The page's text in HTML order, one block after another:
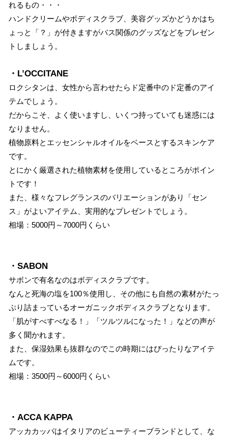
れるもの・・・
ハンドクリームやボディスクラブ、美容グッズかどうかはち
ょっと「？」が付きますがバス関係のグッズなどをプレゼン
トしましょう。
・L’OCCITANE
ロクシタンは、女性から言わせたらド定番中のド定番のアイ
テムでしょう。
だからこそ、よく使いますし、いくつ持っていても迷惑には
なりません。
植物原料とエッセンシャルオイルをベースとするスキンケア
です。
とにかく厳選された植物素材を使用しているところがポイン
トです！
また、様々なフレグランスのバリエーションがあり「セン
ス」がよいアイテム、実用的なプレゼントでしょう。
相場：5000円～7000円くらい
・SABON
サボンで有名なのはボディスクラブです。
なんと死海の塩を100％使用し、その他にも自然の素材がたっ
ぷり詰まっているオーガニックボディスクラブとなります。
「肌がすべすべなる！」「ツルツルになった！」などの声が
多く聞かれます。
また、保湿効果も抜群なのでこの時期にはぴったりなアイテ
ムです。
相場：3500円～6000円くらい
・ACCA KAPPA
アッカカッパはイタリアのビューティーブランドとして、な